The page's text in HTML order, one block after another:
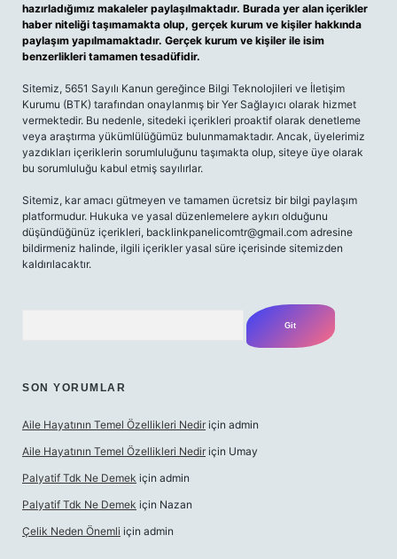
hazırladığımız makaleler paylaşılmaktadır. Burada yer alan içerikler
haber niteliği taşımamakta olup, gerçek kurum ve kişiler hakkında
paylaşım yapılmamaktadır. Gerçek kurum ve kişiler ile isim
benzerlikleri tamamen tesadüfidir.
Sitemiz, 5651 Sayılı Kanun gereğince Bilgi Teknolojileri ve İletişim
Kurumu (BTK) tarafından onaylanmış bir Yer Sağlayıcı olarak hizmet
vermektedir. Bu nedenle, sitedeki içerikleri proaktif olarak denetleme
veya araştırma yükümlülüğümüz bulunmamaktadır. Ancak, üyelerimiz
yazdıkları içeriklerin sorumluluğunu taşımakta olup, siteye üye olarak
bu sorumluluğu kabul etmiş sayılırlar.
Sitemiz, kar amacı gütmeyen ve tamamen ücretsiz bir bilgi paylaşım
platformudur. Hukuka ve yasal düzenlemelere aykırı olduğunu
düşündüğünüz içerikleri, backlinkpanelicomtr@gmail.com adresine
bildirmeniz halinde, ilgili içerikler yasal süre içerisinde sitemizden
kaldırılacaktır.
SON YORUMLAR
Aile Hayatının Temel Özellikleri Nedir için admin
Aile Hayatının Temel Özellikleri Nedir için Umay
Palyatif Tdk Ne Demek için admin
Palyatif Tdk Ne Demek için Nazan
Çelik Neden Önemli için admin